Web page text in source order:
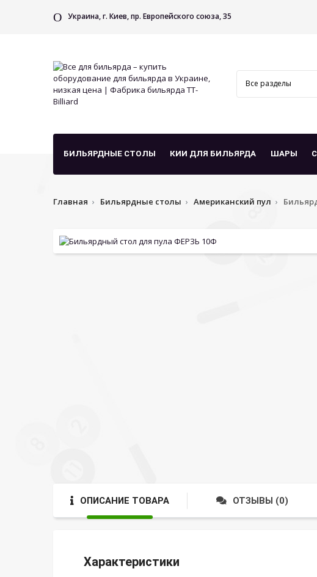
Украина, г. Киев, пр. Европейского союза, 35
БИЛЬЯРДНЫЕ СТОЛЫ КИИ ДЛЯ БИЛЬЯРДА ШАРЫ
Главная Бильярдные столы Американский пул
ОПИСАНИЕ ТОВАРА ОТЗЫВЫ (0)
Характеристики